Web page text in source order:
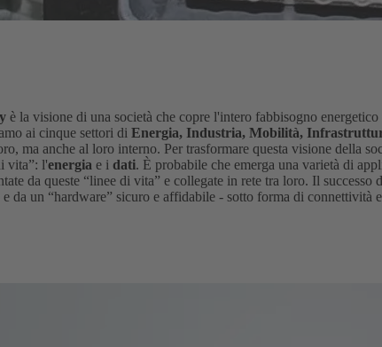
è la visione di una società che copre l'intero fabbisogno
ai cinque settori di Energia, Industria, Mobilità,
ma anche al loro interno. Per trasformare questa visione della
vita”: l'energia e i dati. È probabile che emerga una varietà di
da queste “linee di vita” e collegate in rete tra loro. Il
da un “hardware” sicuro e affidabile - sotto forma di connettività